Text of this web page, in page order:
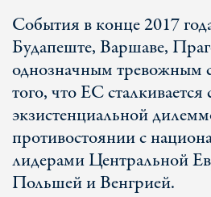
События в конце 2017
Будапеште, Варшаве,
однозначным тревожным
того, что ЕС сталкивается
экзистенциальной
противостоянии с
лидерами Центральной
Польшей и Венгрией.